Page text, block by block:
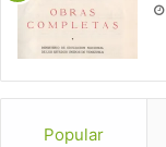
Popular